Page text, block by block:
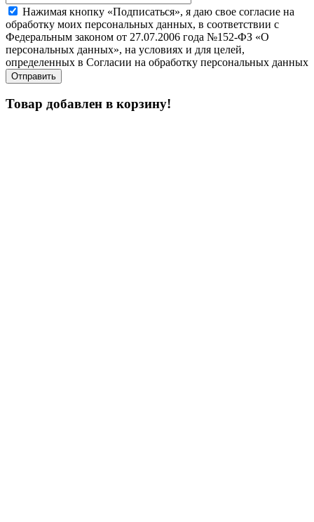
Нажимая кнопку «Подписаться», я даю свое согласие на
обработку моих персональных данных, в соответствии с
Федеральным законом от 27.07.2006 года №152-ФЗ «О
персональных данных», на условиях и для целей,
определенных в Согласии на обработку персональных данных
Товар добавлен в корзину!